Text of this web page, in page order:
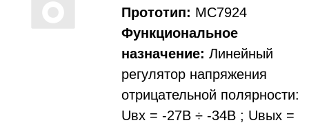
Прототип: МС7924
Функциональное
назначение: Линейный
регулятор напряжения
отрицательной полярности:
Uвх = -27В ÷ -34В ; Uвых =